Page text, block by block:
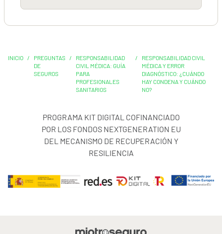
INICIO /
PREGUNTAS
DE
SEGUROS
/
RESPONSABILIDAD
CIVIL MÉDICA: GUÍA
PARA
PROFESIONALES
SANITARIOS
/
RESPONSABILIDAD CIVIL
MÉDICA Y ERROR
DIAGNÓSTICO: ¿CUÁNDO
HAY CONDENA Y CUÁNDO
NO?
PROGRAMA KIT DIGITAL COFINANCIADO
POR LOS FONDOS NEXTGENERATION EU
DEL MECANISMO DE RECUPERACIÓN Y
RESILIENCIA